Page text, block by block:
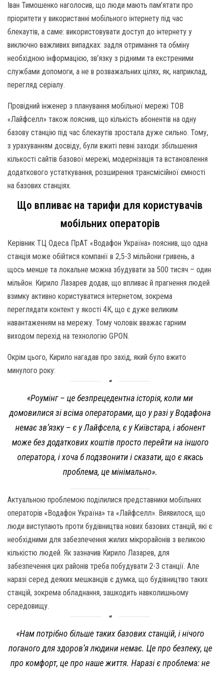
Іван Тимошенко наголосив, що люди мають пам’ятати про
пріоритети у використанні мобільного інтернету під час
блекаутів, а саме: використовувати доступ до інтернету у
виключно важливих випадках: задля отримання та обміну
необхідною інформацією, зв’язку з рідними та екстреними
службами допомоги, а не в розважальних цілях, як, наприклад,
перегляд серіалу.
Провідний інженер з планування мобільної мережі ТОВ
«Лайфселл» також пояснив, що кількість абонентів на одну
базову станцію під час блекаутів зростала дуже сильно. Тому,
з урахуванням досвіду, були вжиті певні заходи: збільшення
кількості сайтів базової мережі, модернізація та встановлення
додаткового устаткування, розширення трансмісійної ємності
на базових станціях.
Що впливає на тарифи для користувачів
мобільних операторів
Керівник ТЦ Одеса ПрАТ «Водафон Україна» пояснив, що одна
станція може обійтися компанії в 2,5-3 мільйони гривень, а
щось менше та локальне можна збудувати за 500 тисяч – один
мільйон. Кирило Лазарев додав, що впливає й прагнення людей
взимку активно користуватися інтернетом, зокрема
переглядати контент у якості 4К, що є дуже великим
навантаженням на мережу. Тому чоловік вважає гарним
виходом перехід на технологію GPON.
Окрім цього, Кирило нагадав про захід, який було вжито
минулого року:
«Роумінг – це безпрецедентна історія, коли ми
домовилися зі всіма операторами, що у разі у Водафона
немає зв’язку – є у Лайфсела, є у Київстара, і абонент
може без додаткових коштів просто перейти на іншого
оператора, і хоча б подзвонити і сказати, що є якась
проблема, це мінімально».
Актуальною проблемою поділилися представники мобільних
операторів «Водафон Україна» та «Лайфселл». Виявилося, що
люди виступають проти будівництва нових базових станцій, які є
необхідними для забезпечення жилих мікрорайонів з великою
кількістю людей. Як зазначив Кирило Лазарев, для
забезпечення цих районів треба побудувати 2-3 станції. Але
наразі серед деяких мешканців є думка, що будівництво таких
станцій, зокрема обладнання, зашкодить навколишньому
середовищу.
«Нам потрібно більше таких базових станцій, і нічого
поганого для здоров’я людини немає. Це про безпеку, це
про комфорт, це про наше життя. Наразі є проблема: не